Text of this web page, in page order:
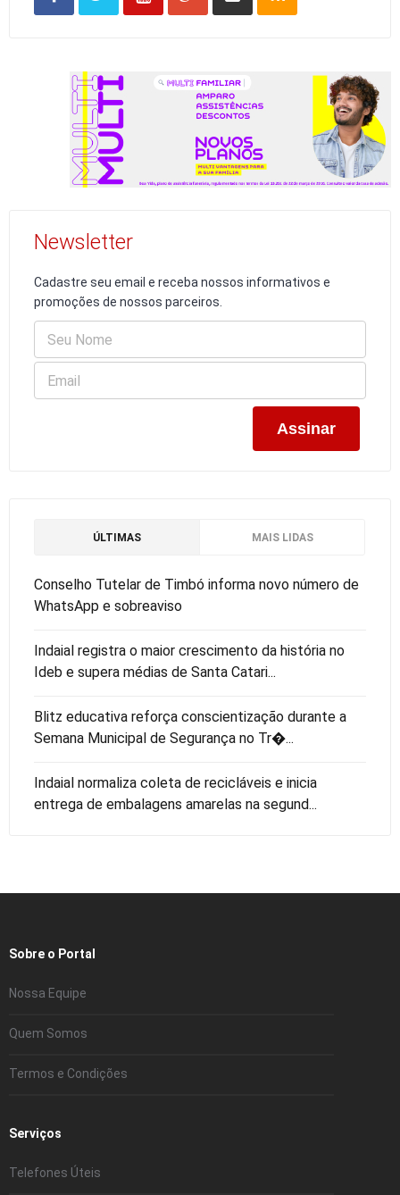
Newsletter
Cadastre seu email e receba nossos informativos e
promoções de nossos parceiros.
ÚLTIMAS MAIS LIDAS
Conselho Tutelar de Timbó informa novo número de
WhatsApp e sobreaviso
Indaial registra o maior crescimento da história no
Ideb e supera médias de Santa Catari...
Blitz educativa reforça conscientização durante a
Semana Municipal de Segurança no Tr�...
Indaial normaliza coleta de recicláveis e inicia
entrega de embalagens amarelas na segund...
Sobre o Portal
Nossa Equipe
Quem Somos
Termos e Condições
Serviços
Telefones Úteis